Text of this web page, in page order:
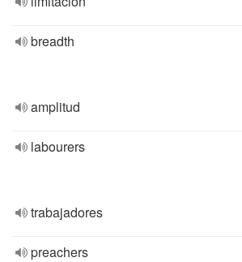
breadth
amplitud
labourers
trabajadores
preachers